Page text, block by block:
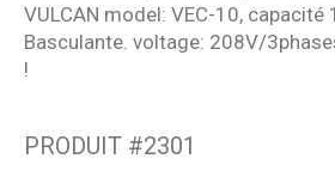
VULCAN model: VEC-10,
Basculante. voltage: 208V/
!
PRODUIT #2301